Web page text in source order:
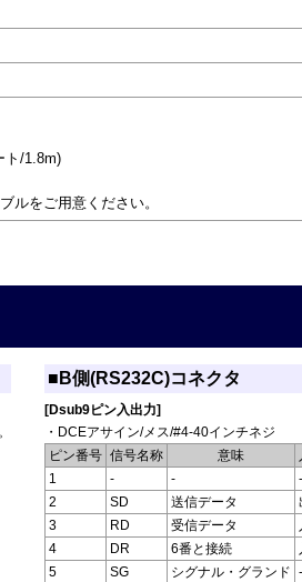
ト/1.8m)
ルをご用意ください。
■B側(RS232C)コネクタ
[Dsub9ピン入出力]
・DCEアサイン/メス/#4-40インチネジ
ピン番号 信号名称 意味
1
- -
-
2
SD 送信データ
3
RD 受信データ
4
DR 6番と接続
5
SG シグナル・グランド -